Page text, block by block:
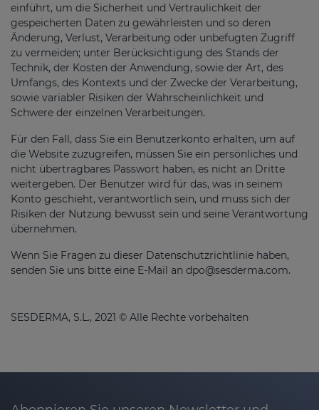
einführt, um die Sicherheit und Vertraulichkeit der
gespeicherten Daten zu gewährleisten und so deren
Änderung, Verlust, Verarbeitung oder unbefugten Zugriff
zu vermeiden; unter Berücksichtigung des Stands der
Technik, der Kosten der Anwendung, sowie der Art, des
Umfangs, des Kontexts und der Zwecke der Verarbeitung,
sowie variabler Risiken der Wahrscheinlichkeit und
Schwere der einzelnen Verarbeitungen.
Für den Fall, dass Sie ein Benutzerkonto erhalten, um auf
die Website zuzugreifen, müssen Sie ein persönliches und
nicht übertragbares Passwort haben, es nicht an Dritte
weitergeben. Der Benutzer wird für das, was in seinem
Konto geschieht, verantwortlich sein, und muss sich der
Risiken der Nutzung bewusst sein und seine Verantwortung
übernehmen.
Wenn Sie Fragen zu dieser Datenschutzrichtlinie haben,
senden Sie uns bitte eine E-Mail an dpo@sesderma.com.
SESDERMA, S.L., 2021 © Alle Rechte vorbehalten